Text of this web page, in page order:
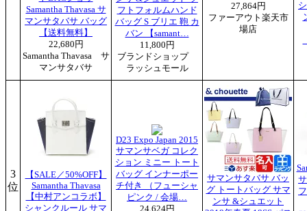
Samantha Thavasa サ
マンサタバサ バッグ
【送料無料】
22,680円
Samantha Thavasa サ
マンサタバサ
フトフォルムハンド
バッグ S ブリエ 鞄 カ
バン 【samant…
11,800円
ブランドショップ
ラッシュモール
27,864円
ファーアウト楽天市
場店
3
位
【SALE／50%OFF】
Samantha Thavasa
【中村アンコラボ】
シャンクルール サマ
D23 Expo Japan 2015
サマンサベガ コレク
ション ミニー トート
バッグ インナーポー
チ付き （フューシャ
ピンク / 会場…
24,624円
サマンサタバサ バッ
グ トートバッグ サマ
ンサ &シュエット